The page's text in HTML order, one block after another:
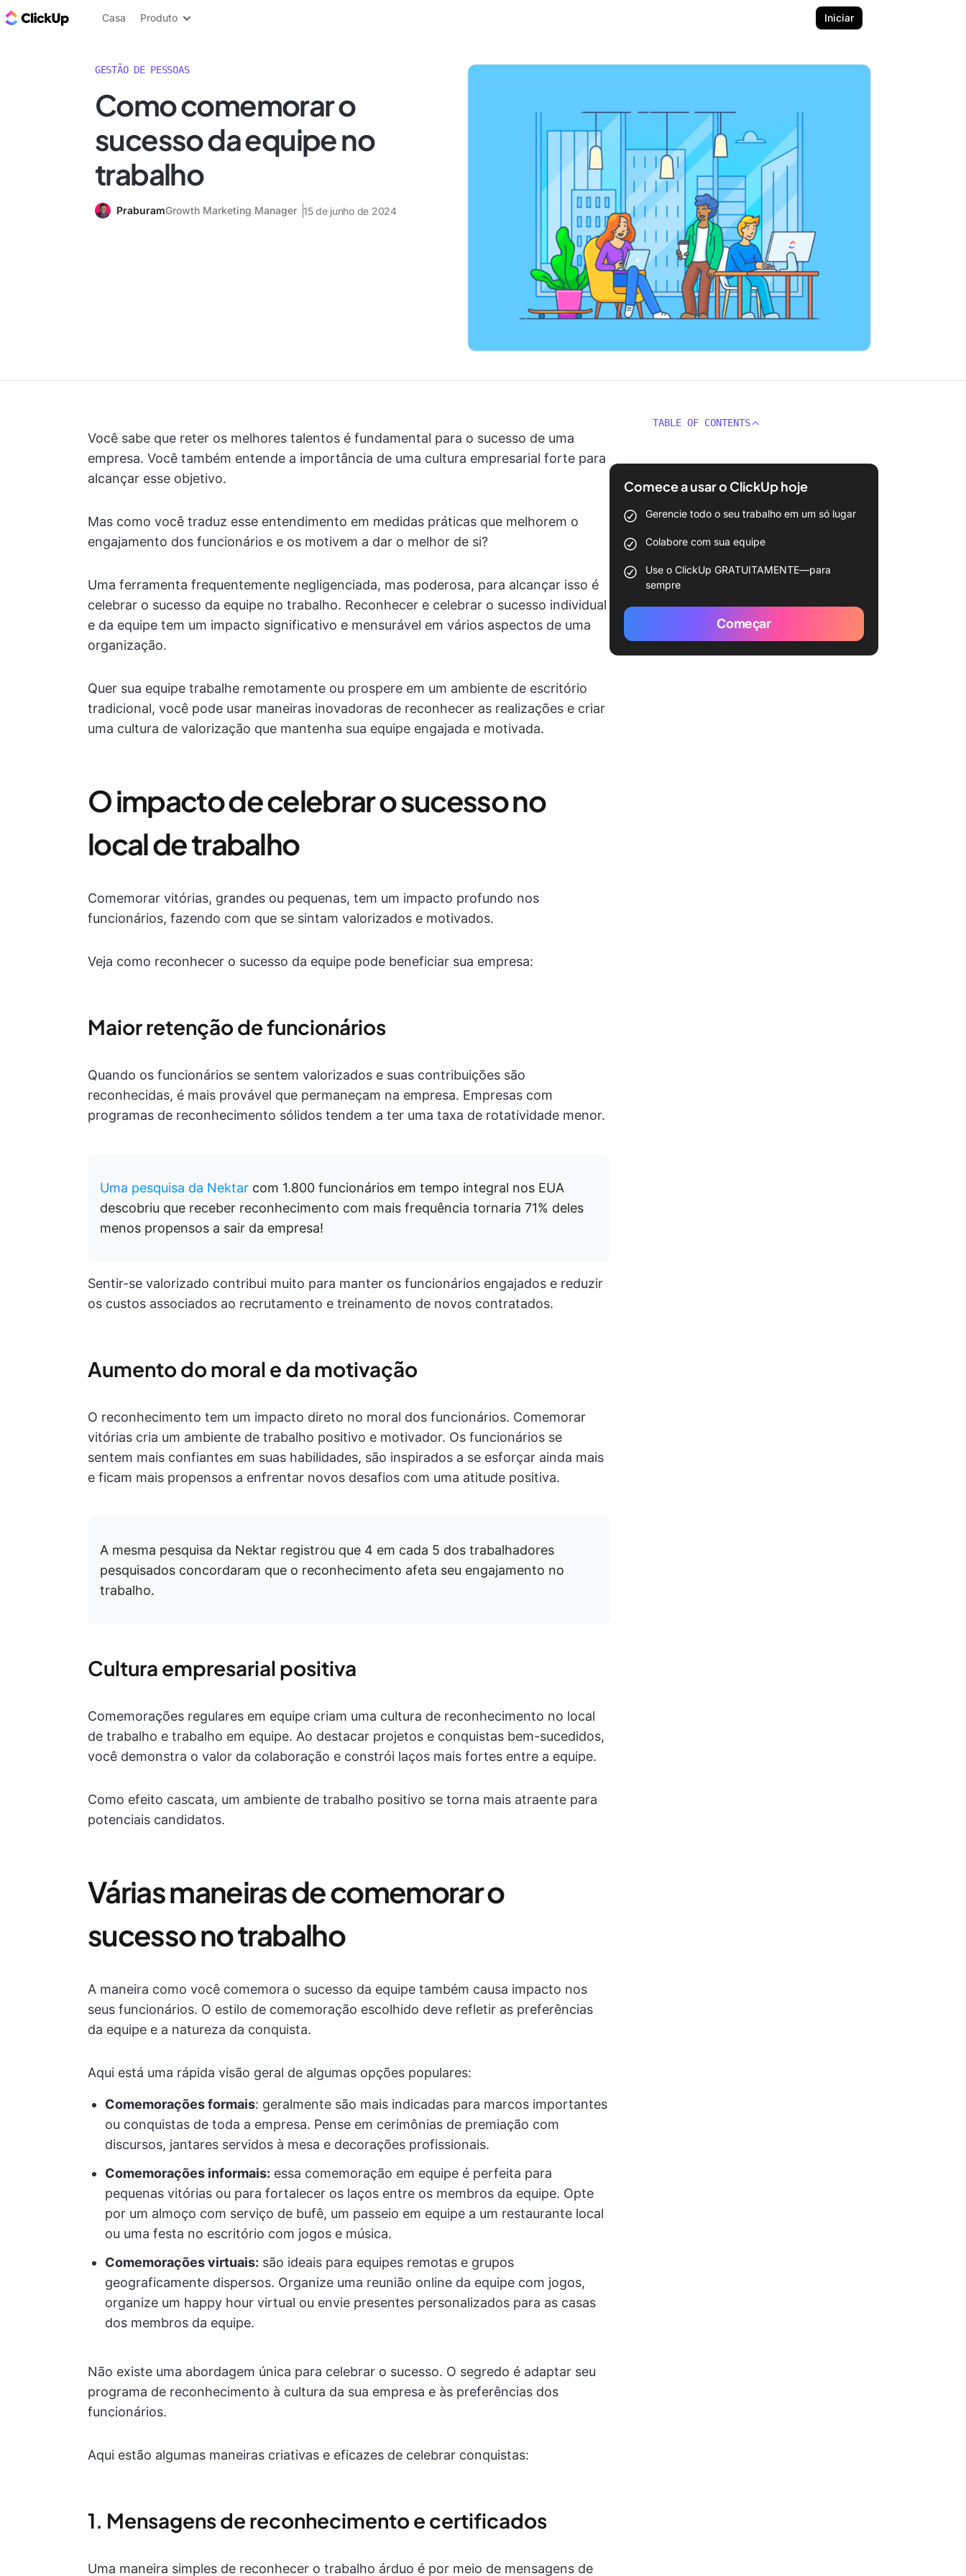
ClickUp Blogue
Casa Produto Iniciar
GESTÃO DE PESSOAS
Como comemorar o
sucesso da equipe no
trabalho
PraburamGrowth Marketing Manager 15 de junho de 2024
Você sabe que reter os melhores talentos é fundamental para o sucesso de uma
empresa. Você também entende a importância de uma cultura empresarial forte para
alcançar esse objetivo.
Mas como você traduz esse entendimento em medidas práticas que melhorem o
engajamento dos funcionários e os motivem a dar o melhor de si?
Uma ferramenta frequentemente negligenciada, mas poderosa, para alcançar isso é
celebrar o sucesso da equipe no trabalho. Reconhecer e celebrar o sucesso individual
e da equipe tem um impacto significativo e mensurável em vários aspectos de uma
organização.
Quer sua equipe trabalhe remotamente ou prospere em um ambiente de escritório
tradicional, você pode usar maneiras inovadoras de reconhecer as realizações e criar
uma cultura de valorização que mantenha sua equipe engajada e motivada.
O impacto de celebrar o sucesso no
local de trabalho
Comemorar vitórias, grandes ou pequenas, tem um impacto profundo nos
funcionários, fazendo com que se sintam valorizados e motivados.
Veja como reconhecer o sucesso da equipe pode beneficiar sua empresa:
Maior retenção de funcionários
Quando os funcionários se sentem valorizados e suas contribuições são
reconhecidas, é mais provável que permaneçam na empresa. Empresas com
programas de reconhecimento sólidos tendem a ter uma taxa de rotatividade menor.
Uma pesquisa da Nektar com 1.800 funcionários em tempo integral nos EUA
descobriu que receber reconhecimento com mais frequência tornaria 71% deles
menos propensos a sair da empresa!
Sentir-se valorizado contribui muito para manter os funcionários engajados e reduzir
os custos associados ao recrutamento e treinamento de novos contratados.
Aumento do moral e da motivação
O reconhecimento tem um impacto direto no moral dos funcionários. Comemorar
vitórias cria um ambiente de trabalho positivo e motivador. Os funcionários se
sentem mais confiantes em suas habilidades, são inspirados a se esforçar ainda mais
e ficam mais propensos a enfrentar novos desafios com uma atitude positiva.
A mesma pesquisa da Nektar registrou que 4 em cada 5 dos trabalhadores
pesquisados concordaram que o reconhecimento afeta seu engajamento no
trabalho.
Cultura empresarial positiva
Comemorações regulares em equipe criam uma cultura de reconhecimento no local
de trabalho e trabalho em equipe. Ao destacar projetos e conquistas bem-sucedidos,
você demonstra o valor da colaboração e constrói laços mais fortes entre a equipe.
Como efeito cascata, um ambiente de trabalho positivo se torna mais atraente para
potenciais candidatos.
Várias maneiras de comemorar o
sucesso no trabalho
A maneira como você comemora o sucesso da equipe também causa impacto nos
seus funcionários. O estilo de comemoração escolhido deve refletir as preferências
da equipe e a natureza da conquista.
Aqui está uma rápida visão geral de algumas opções populares:
Comemorações formais: geralmente são mais indicadas para marcos importantes
ou conquistas de toda a empresa. Pense em cerimônias de premiação com
discursos, jantares servidos à mesa e decorações profissionais.
Comemorações informais: essa comemoração em equipe é perfeita para
pequenas vitórias ou para fortalecer os laços entre os membros da equipe. Opte
por um almoço com serviço de bufê, um passeio em equipe a um restaurante local
ou uma festa no escritório com jogos e música.
Comemorações virtuais: são ideais para equipes remotas e grupos
geograficamente dispersos. Organize uma reunião online da equipe com jogos,
organize um happy hour virtual ou envie presentes personalizados para as casas
dos membros da equipe.
Não existe uma abordagem única para celebrar o sucesso. O segredo é adaptar seu
programa de reconhecimento à cultura da sua empresa e às preferências dos
funcionários.
Aqui estão algumas maneiras criativas e eficazes de celebrar conquistas:
1. Mensagens de reconhecimento e certificados
Uma maneira simples de reconhecer o trabalho árduo é por meio de mensagens de
TABLE OF CONTENTS
Comece a usar o ClickUp hoje
Gerencie todo o seu trabalho em um só lugar
Colabore com sua equipe
Use o ClickUp GRATUITAMENTE—para
sempre
Começar